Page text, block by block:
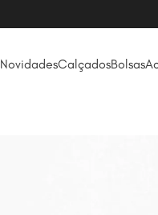
NovidadesCalçadosBolsas